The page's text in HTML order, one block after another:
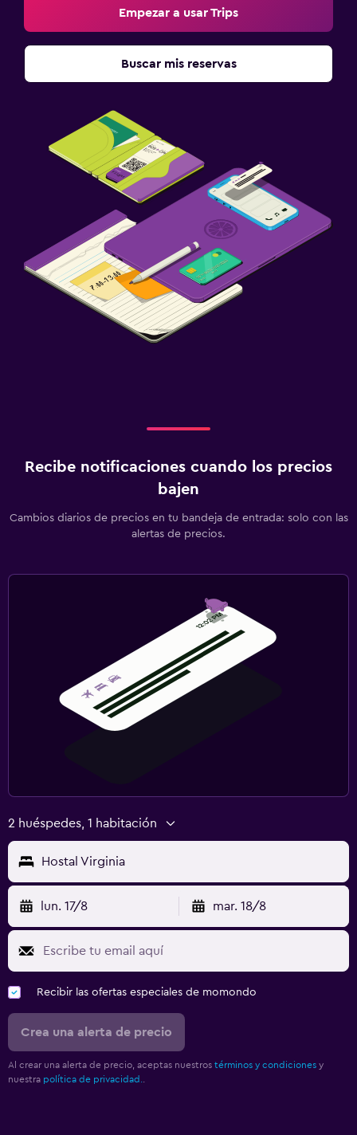
Empezar a usar Trips
Buscar mis reservas
Recibe notificaciones cuando los precios
bajen
Cambios diarios de precios en tu bandeja de entrada: solo con las
alertas de precios.
2 huéspedes, 1 habitación
Hostal Virginia
lun. 17/8 mar. 18/8
Recibir las ofertas especiales de momondo
Crea una alerta de precio
Al crear una alerta de precio, aceptas nuestros términos y condiciones y
nuestra política de privacidad.